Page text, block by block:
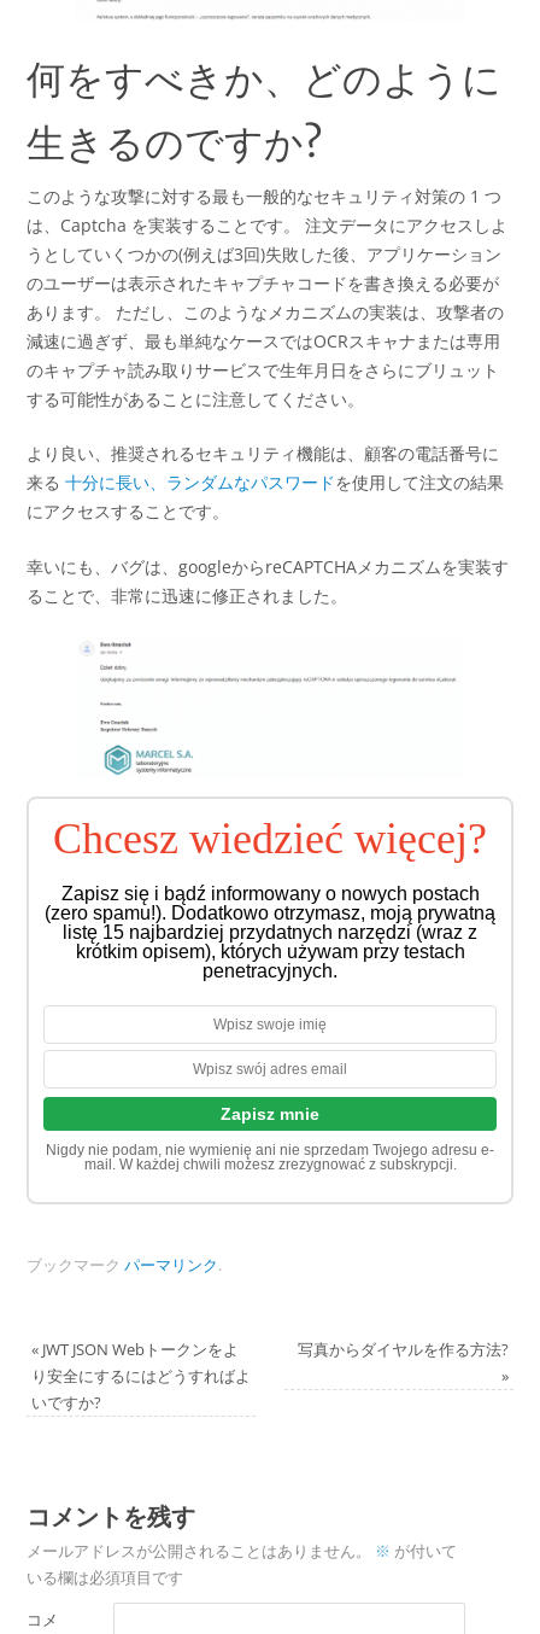
何をすべきか、どのように
生きるのですか?
このような攻撃に対する最も一般的なセキュリティ対策の 1 つ
は、Captcha を実装することです。 注文データにアクセスしよ
うとしていくつかの(例えば3回)失敗した後、アプリケーション
のユーザーは表示されたキャプチャコードを書き換える必要が
あります。 ただし、このようなメカニズムの実装は、攻撃者の
減速に過ぎず、最も単純なケースではOCRスキャナまたは専用
のキャプチャ読み取りサービスで生年月日をさらにブリュット
する可能性があることに注意してください。
より良い、推奨されるセキュリティ機能は、顧客の電話番号に
来る 十分に長い、ランダムなパスワードを使用して注文の結果
にアクセスすることです。
幸いにも、バグは、googleからreCAPTCHAメカニズムを実装す
ることで、非常に迅速に修正されました。
Chcesz wiedzieć więcej?
Zapisz się i bądź informowany o nowych postach
(zero spamu!). Dodatkowo otrzymasz, moją prywatną
listę 15 najbardziej przydatnych narzędzi (wraz z
krótkim opisem), których używam przy testach
penetracyjnych.
Nigdy nie podam, nie wymienię ani nie sprzedam Twojego adresu e-
mail. W każdej chwili możesz zrezygnować z subskrypcji.
ブックマーク パーマリンク.
«JWT JSON Webトークンをよ
り安全にするにはどうすればよ
いですか?
写真からダイヤルを作る方法?
»
コメントを残す
メールアドレスが公開されることはありません。 ※ が付いて
いる欄は必須項目です
コメ